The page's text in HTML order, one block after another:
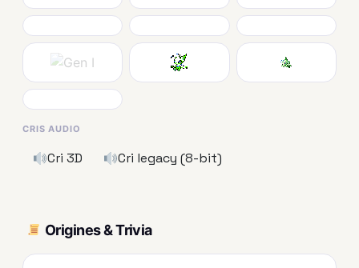
CRIS AUDIO
Cri 3D Cri legacy (8-bit)
Origines & Trivia